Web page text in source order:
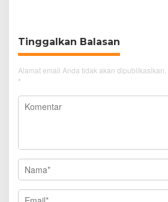
Tinggalkan Balasan
Alamat email Anda tidak akan dipublikasikan.
*